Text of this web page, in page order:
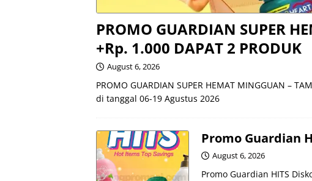
PROMO GUARDIAN SUPER
+Rp. 1.000 DAPAT 2 PRODUK
August 6, 2026
PROMO GUARDIAN SUPER HEMAT MINGGUAN –
di tanggal 06-19 Agustus 2026
Promo Guardian
August 6, 2026
Promo Guardian HITS